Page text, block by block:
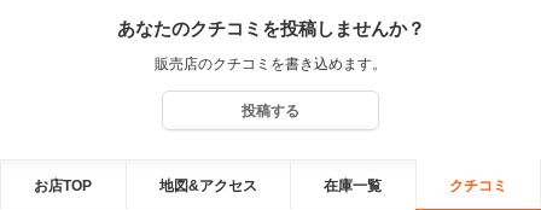
あなたのクチコミを投稿しませんか？
販売店のクチコミを書き込めます。
投稿する
お店TOP 地図&アクセス 在庫一覧 クチコミ